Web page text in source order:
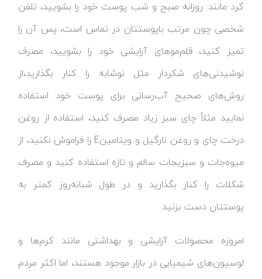
کرد مانند: روزانه صبح و شب پوست خود را بشویید، تلفن
شخصی چون مرتب باپوستتان در تماس است، پس آن را
تمیز کنید، قلم‌موهای آرایشی خود را بشویید، مصرف
نوشیدنی‎‌های شکردار مثل نوشابه را کنار بگذارید،از
روش‌های صحیح آب‌رسانی برای پوست خود استفاده
نمایید مثلاً چای سبز زیاد مصرف کنید، استفاده از روغن
درخت چای و روغن نارگیل و ویتامینE را فراموش نکنید، از
میوه‌جات و سبزیجات سالم و تازه استفاده کنید و مصرف
شکلات را کنار بگذارید و در طول شبانه‌روز کمتر به
پوستتان دست بزنید.
امروزه محصولات آرایشی و بهداشتی مانند کرم‌ها و
لوسیون‌های شیمیایی در بازار موجود هستند، اما اکثر مردم